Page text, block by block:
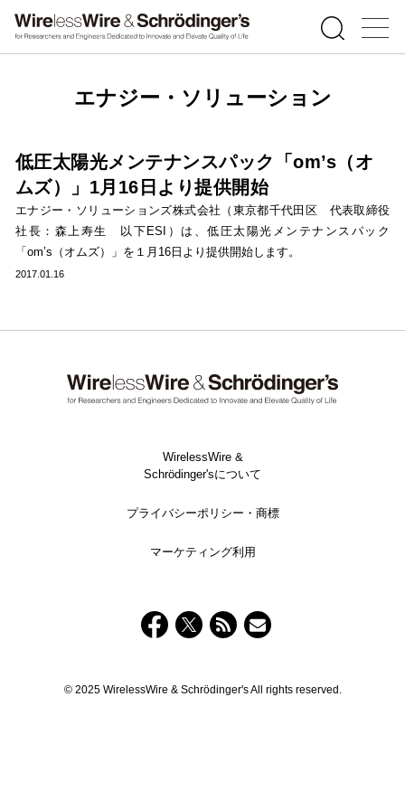
エナジー・ソリューション
低圧太陽光メンテナンスパック「om’s（オ
ムズ）」1月16日より提供開始
エナジー・ソリューションズ株式会社（東京都千代田区 代表取締役
社長：森上寿生 以下ESI）は、低圧太陽光メンテナンスパック
「om’s（オムズ）」を１月16日より提供開始します。
2017.01.16
WirelessWire &
Schrödinger'sについて
プライバシーポリシー・商標
マーケティング利用
© 2025 WirelessWire & Schrödinger's All rights reserved.